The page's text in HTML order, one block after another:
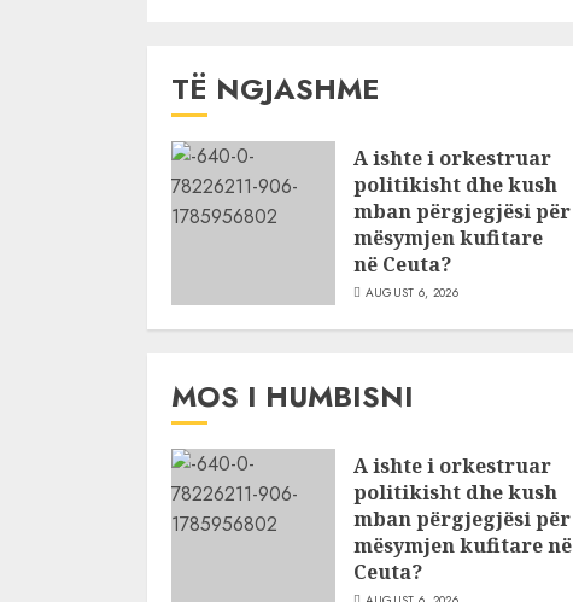
TË NGJASHME
A ishte i orkestruar
politikisht dhe kush
mban përgjegjësi për
mësymjen kufitare
në Ceuta?
AUGUST 6, 2026
MOS I HUMBISNI
A ishte i orkestruar
politikisht dhe kush
mban përgjegjësi për
mësymjen kufitare në
Ceuta?